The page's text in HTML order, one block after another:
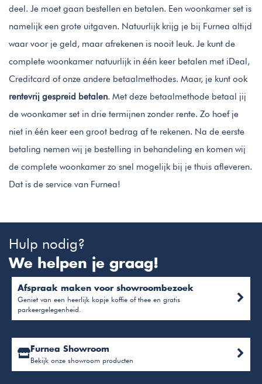
deel. Je moet gaan bestellen en betalen. Een woonkamer set is
namelijk een grote uitgaven. Natuurlijk krijg je bij Furnea altijd
waar voor je geld, maar afrekenen is nooit leuk. Je kunt de
complete woonkamer natuurlijk in één keer betalen met iDeal,
Creditcard of onze andere betaalmethodes. Maar, je kunt ook
rentevrij gespreid betalen. Met deze betaalmethode betaal jij
de woonkamer set in drie termijnen zonder rente. Zo hoef je
niet in één keer een groot bedrag af te rekenen. Na de eerste
betaling nemen wij je bestelling in behandeling en komen wij
de complete woonkamer zo snel mogelijk bij je thuis afleveren.
Dat is de service van Furnea!
Hulp nodig?
We helpen je graag!
Afspraak maken voor showroombezoek
Geniet van een heerlijk kopje koffie of thee en gratis
parkeergelegenheid.
Furnea Showroom
Bekijk onze showroom producten